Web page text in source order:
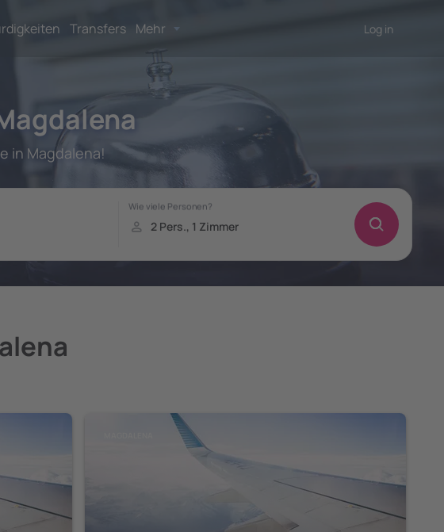
Transfers Mehr Log in
in Magdalena!